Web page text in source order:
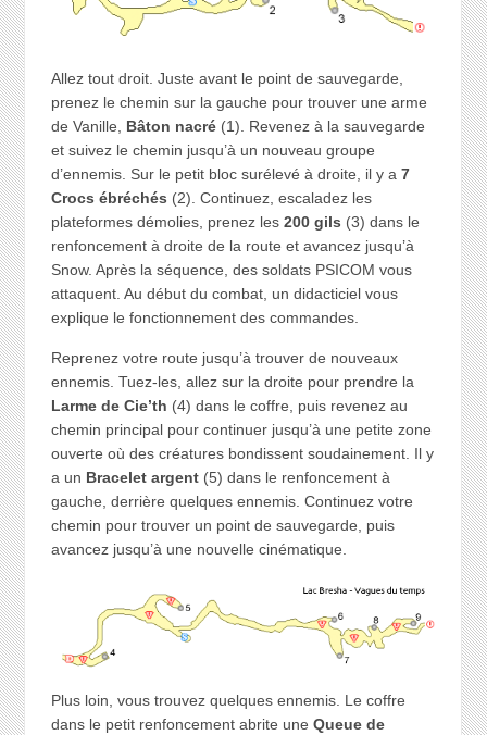
Allez tout droit. Juste avant le point de sauvegarde,
prenez le chemin sur la gauche pour trouver une arme
de Vanille, Bâton nacré(1). Revenez à la sauvegarde
et suivez le chemin jusqu’à un nouveau groupe
d’ennemis. Sur le petit bloc surélevé à droite, il y a 7
Crocs ébréchés (2). Continuez, escaladez les
plateformes démolies, prenez les 200 gils (3) dans le
renfoncement à droite de la route et avancez jusqu’à
Snow. Après la séquence, des soldats PSICOM vous
attaquent. Au début du combat, un didacticiel vous
explique le fonctionnement des commandes.
Reprenez votre route jusqu’à trouver de nouveaux
ennemis. Tuez-les, allez sur la droite pour prendre la
Larme de Cie’th (4) dans le coffre, puis revenez au
chemin principal pour continuer jusqu’à une petite zone
ouverte où des créatures bondissent soudainement. Il y
a un Bracelet argent(5) dans le renfoncement à
gauche, derrière quelques ennemis. Continuez votre
chemin pour trouver un point de sauvegarde, puis
avancez jusqu’à une nouvelle cinématique.
Plus loin, vous trouvez quelques ennemis. Le coffre
dans le petit renfoncement abrite une Queue de